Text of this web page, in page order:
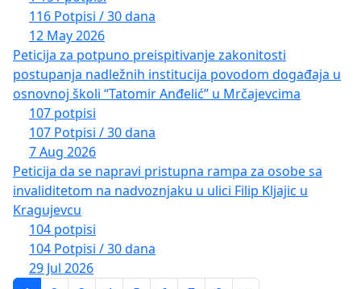
116 Potpisi / 30 dana
12 May 2026
Peticija za potpuno preispitivanje zakonitosti
postupanja nadležnih institucija povodom događaja u
osnovnoj školi “Tatomir Anđelić” u Mrčajevcima
107 potpisi
107 Potpisi / 30 dana
7 Aug 2026
Peticija da se napravi pristupna rampa za osobe sa
invaliditetom na nadvoznjaku u ulici Filip Kljajic u
Kragujevcu
104 potpisi
104 Potpisi / 30 dana
29 Jul 2026